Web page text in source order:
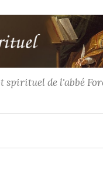
spirituel de l'abbé